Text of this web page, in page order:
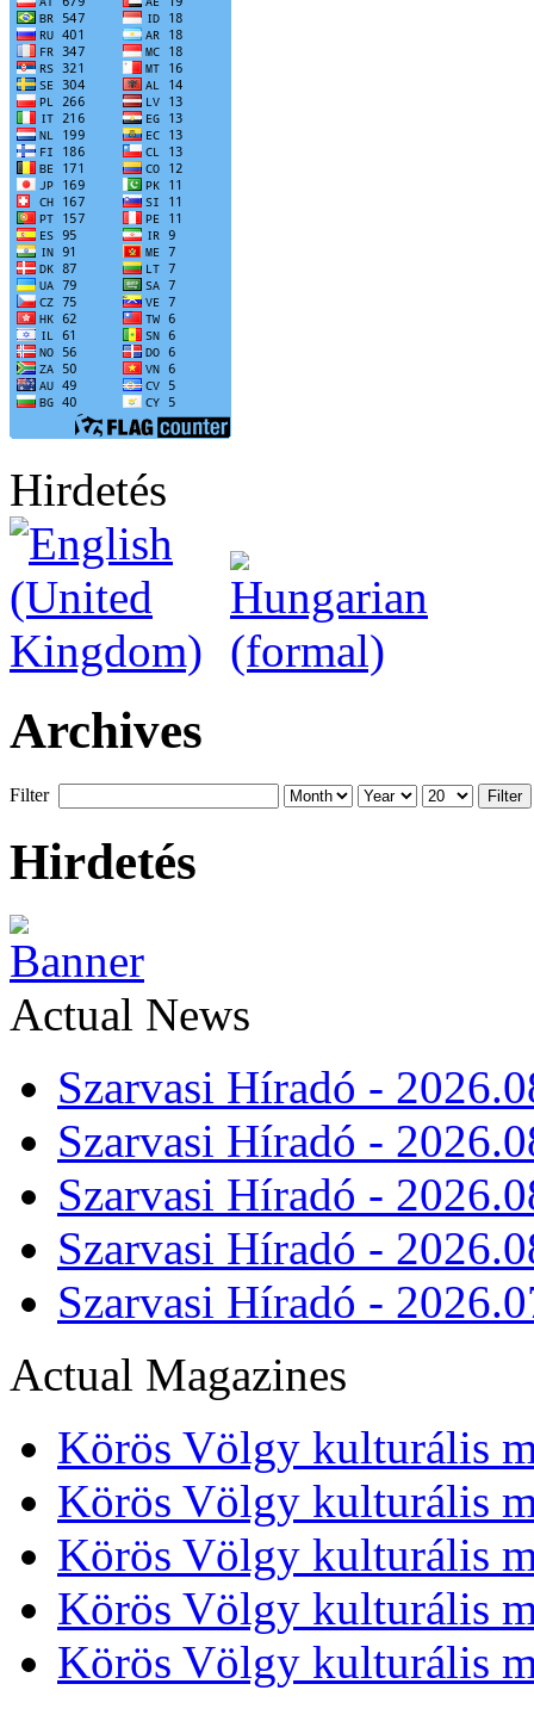
Hirdetés
Archives
Filter Filter
Hirdetés
Actual News
Szarvasi Híradó -
Szarvasi Híradó -
Szarvasi Híradó -
Szarvasi Híradó -
Szarvasi Híradó -
Actual Magazines
Körös Völgy kulturális
Körös Völgy kulturális
Körös Völgy kulturális
Körös Völgy kulturális
Körös Völgy kulturális